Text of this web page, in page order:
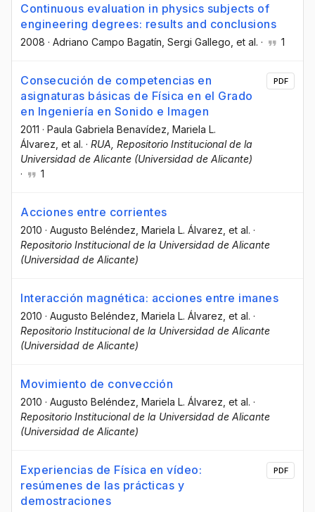
Continuous evaluation in physics subjects of
engineering degrees: results and conclusions
2008 · Adriano Campo Bagatín , Sergi Gallego , et al. · 1
Consecución de competencias en
asignaturas básicas de Física en el Grado
en Ingeniería en Sonido e Imagen
2011 · Paula Gabriela Benavídez , Mariela L.
Álvarez , et al. · RUA, Repositorio Institucional de la
Universidad de Alicante (Universidad de Alicante)
·
1
PDF
Acciones entre corrientes
2010 · Augusto Beléndez , Mariela L. Álvarez , et al. ·
Repositorio Institucional de la Universidad de Alicante
(Universidad de Alicante)
Interacción magnética: acciones entre imanes
2010 · Augusto Beléndez , Mariela L. Álvarez , et al. ·
Repositorio Institucional de la Universidad de Alicante
(Universidad de Alicante)
Movimiento de convección
2010 · Augusto Beléndez , Mariela L. Álvarez , et al. ·
Repositorio Institucional de la Universidad de Alicante
(Universidad de Alicante)
Experiencias de Física en vídeo:
resúmenes de las prácticas y
demostraciones
PDF